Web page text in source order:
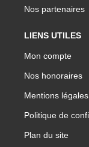
Nos partenaires
LIENS UTILES
Mon compte
Nos honoraires
Mentions légales
Politique de
Plan du site